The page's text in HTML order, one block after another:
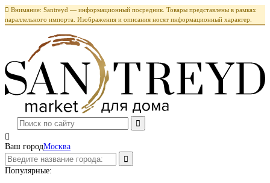
 Внимание: Santreyd — информационный посредник. Товары представлены в рамках
параллельного импорта. Изображения и описания носят информационный характер.

Ваш городМосква
Популярные: